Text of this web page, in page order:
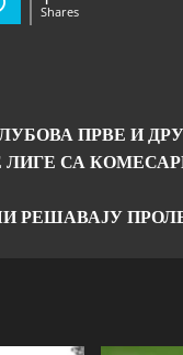
Shares
ПРВЕ И
СА
РЕШАВАЈУ